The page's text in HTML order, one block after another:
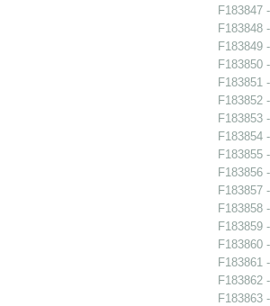
F183847
F183848
F183849
F183850
F183851
F183852
F183853
F183854
F183855
F183856
F183857
F183858
F183859
F183860
F183861
F183862
F183863